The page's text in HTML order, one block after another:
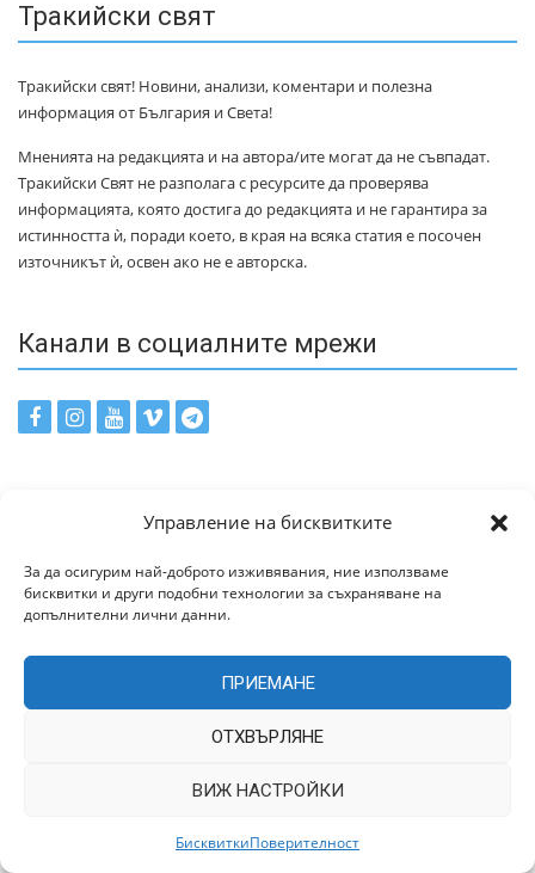
Управление на бисквитките
За да осигурим най-доброто изживявания, ние използваме
бисквитки и други подобни технологии за съхраняване на
допълнителни лични данни.
ПРИЕМАНЕ
ОТХВЪРЛЯНЕ
ВИЖ НАСТРОЙКИ
БисквиткиПоверителност
Тракийски свят
Тракийски свят! Новини, анализи, коментари и полезна
информация от България и Света!
Мненията на редакцията и на автора/ите могат да не съвпадат.
Тракийски Свят не разполага с ресурсите да проверява
информацията, която достига до редакцията и не гарантира за
истинността ѝ, поради което, в края на всяка статия е посочен
източникът ѝ, освен ако не е авторска.
Канали в социалните мрежи
За контакти
Е-поща: office@trakiaworld.com